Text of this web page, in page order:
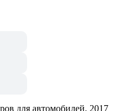
для автомобилей, 2017